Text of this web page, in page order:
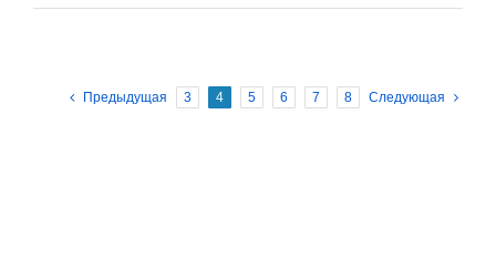
Кофе
больше
Предыдущая 3 4 5 6 7 8 Следующая